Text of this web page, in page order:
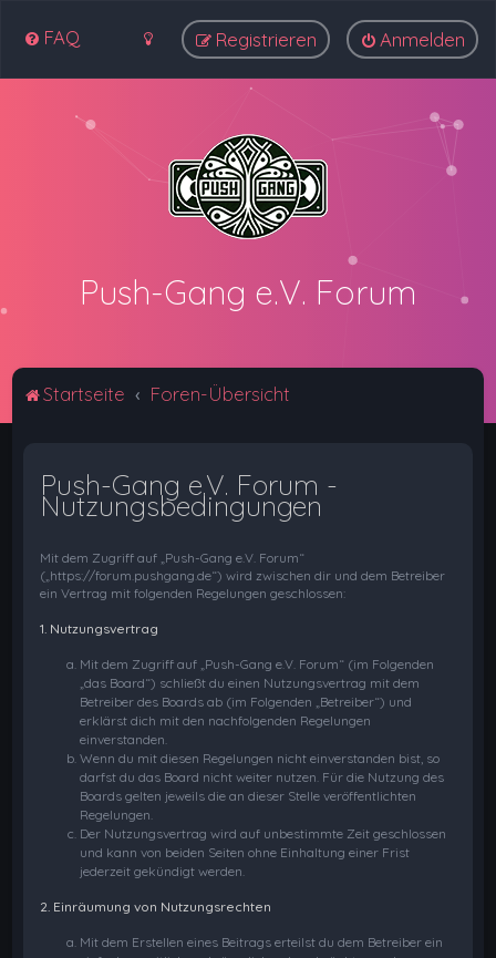
FAQ Anmelden
Registrieren
Push-Gang e.V. Forum
Startseite Foren-Übersicht
Push-Gang e.V. Forum -
Nutzungsbedingungen
Mit dem Zugriff auf „Push-Gang e.V. Forum“
(„https://forum.pushgang.de“) wird zwischen dir und dem Betreiber
ein Vertrag mit folgenden Regelungen geschlossen:
1. Nutzungsvertrag
Mit dem Zugriff auf „Push-Gang e.V. Forum“ (im Folgenden
„das Board“) schließt du einen Nutzungsvertrag mit dem
Betreiber des Boards ab (im Folgenden „Betreiber“) und
erklärst dich mit den nachfolgenden Regelungen
einverstanden.
Wenn du mit diesen Regelungen nicht einverstanden bist, so
darfst du das Board nicht weiter nutzen. Für die Nutzung des
Boards gelten jeweils die an dieser Stelle veröffentlichten
Regelungen.
Der Nutzungsvertrag wird auf unbestimmte Zeit geschlossen
und kann von beiden Seiten ohne Einhaltung einer Frist
jederzeit gekündigt werden.
2. Einräumung von Nutzungsrechten
Mit dem Erstellen eines Beitrags erteilst du dem Betreiber ein